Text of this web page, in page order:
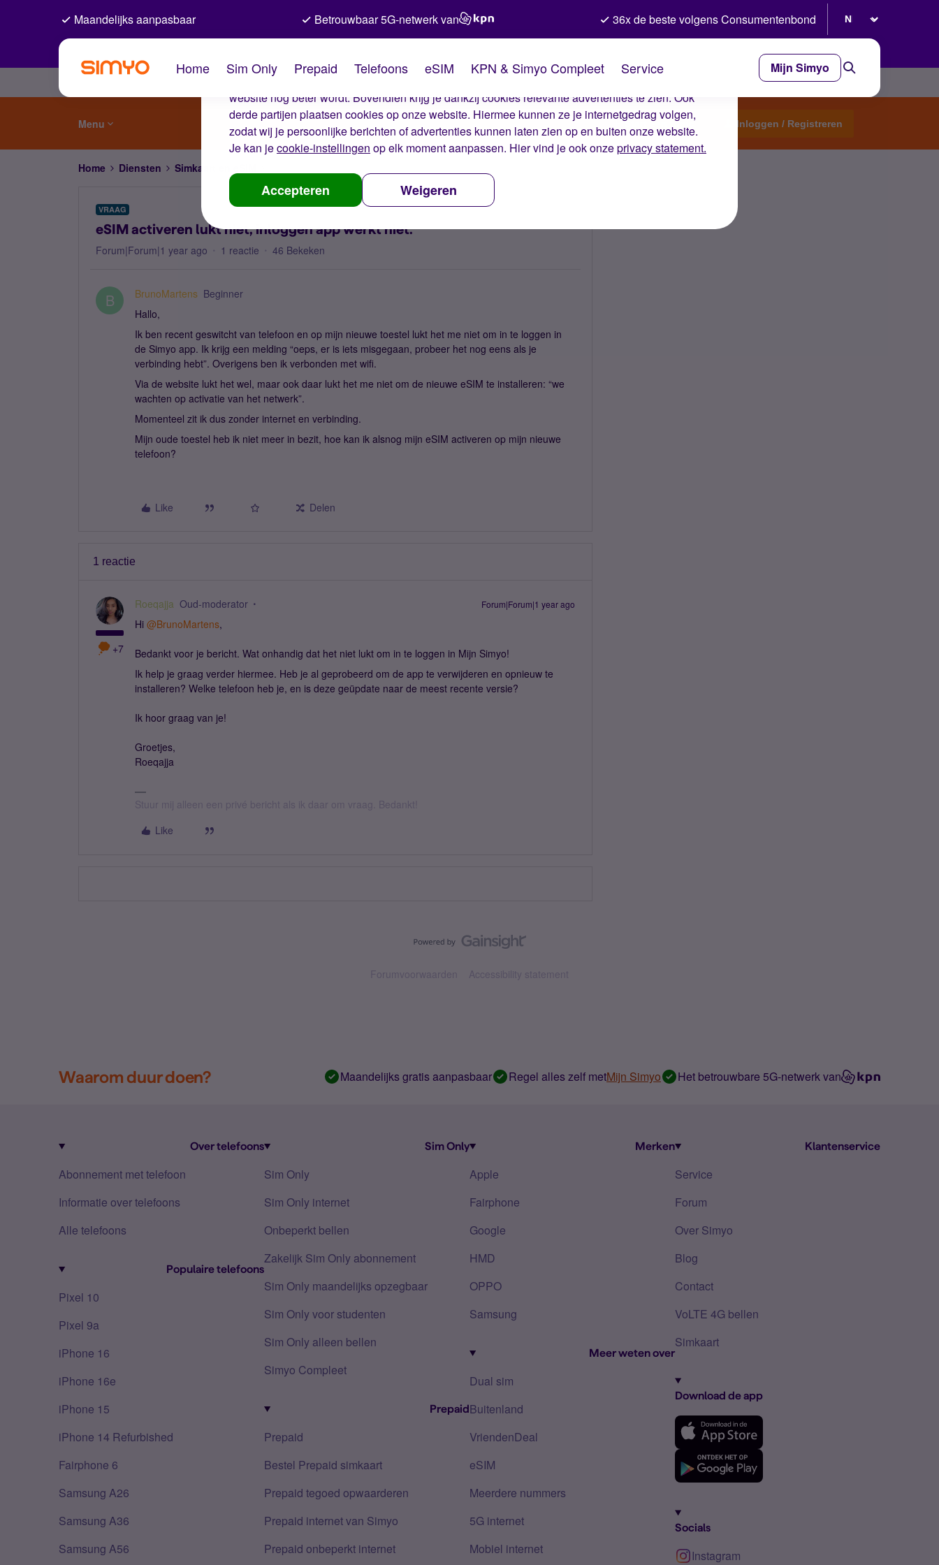
De cookies van Simyo
Wij gebruiken cookies op onze website. Met deze cookies zorgen wij ervoor dat je ervaring op de
website nog beter wordt. Bovendien krijg je dankzij cookies relevante advertenties te zien. Ook
derde partijen plaatsen cookies op onze website. Hiermee kunnen ze je internetgedrag volgen,
zodat wij je persoonlijke berichten of advertenties kunnen laten zien op en buiten onze website.
Je kan jecookie-instellingen op elk moment aanpassen. Hier vind je ook onzeprivacy statement.
Accepteren Weigeren
Maandelijks aanpasbaar Betrouwbaar 5G-netwerk van 36x de beste volgens Consumentenbond
Home Sim Only Prepaid Telefoons eSIM KPN & Simyo Compleet Service Mijn Simyo
Menu Start een topic Inloggen / Registreren
Home Diensten Simkaart en eSIM
VRAAG
eSIM activeren lukt niet, inloggen app werkt niet.
Forum|Forum|1 year ago 1 reactie 46 Bekeken
B BrunoMartens Beginner
Hallo,
Ik ben recent geswitcht van telefoon en op mijn nieuwe toestel lukt het me niet om in te loggen in
de Simyo app. Ik krijg een melding “oeps, er is iets misgegaan, probeer het nog eens als je
verbinding hebt”. Overigens ben ik verbonden met wifi.
Via de website lukt het wel, maar ook daar lukt het me niet om de nieuwe eSIM te installeren: “we
wachten op activatie van het netwerk”.
Momenteel zit ik dus zonder internet en verbinding.
Mijn oude toestel heb ik niet meer in bezit, hoe kan ik alsnog mijn eSIM activeren op mijn nieuwe
telefoon?
Like Delen
1 reactie
+7
Roeqajja Oud-moderator Forum|Forum|1 year ago
Hi ​ @BrunoMartens,
Bedankt voor je bericht. Wat onhandig dat het niet lukt om in te loggen in Mijn Simyo!
Ik help je graag verder hiermee. Heb je al geprobeerd om de app te verwijderen en opnieuw te
installeren? Welke telefoon heb je, en is deze geüpdate naar de meest recente versie?
Ik hoor graag van je!
Groetjes,
Roeqajja
Stuur mij alleen een privé bericht als ik daar om vraag. Bedankt!
Like
Forumvoorwaarden Accessibility statement
Waarom duur doen? Maandelijks gratis aanpasbaar Regel alles zelf metMijn Simyo Het betrouwbare 5G-netwerk van
Over telefoons
Abonnement met telefoon
Informatie over telefoons
Alle telefoons
Populaire telefoons
Pixel 10
Pixel 9a
iPhone 16
iPhone 16e
iPhone 15
iPhone 14 Refurbished
Fairphone 6
Samsung A26
Samsung A36
Samsung A56
Sim Only
Sim Only
Sim Only internet
Onbeperkt bellen
Zakelijk Sim Only abonnement
Sim Only maandelijks opzegbaar
Sim Only voor studenten
Sim Only alleen bellen
Simyo Compleet
Prepaid
Prepaid
Bestel Prepaid simkaart
Prepaid tegoed opwaarderen
Prepaid internet van Simyo
Prepaid onbeperkt internet
Merken
Apple
Fairphone
Google
HMD
OPPO
Samsung
Meer weten over
Dual sim
Buitenland
VriendenDeal
eSIM
Meerdere nummers
5G internet
Mobiel internet
Klantenservice
Service
Forum
Over Simyo
Blog
Contact
VoLTE 4G bellen
Simkaart
Download de app
Socials
Instagram